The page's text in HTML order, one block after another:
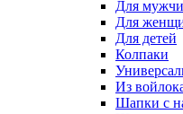
Для
Для
Для детей
Колпаки
Из
Шапки с